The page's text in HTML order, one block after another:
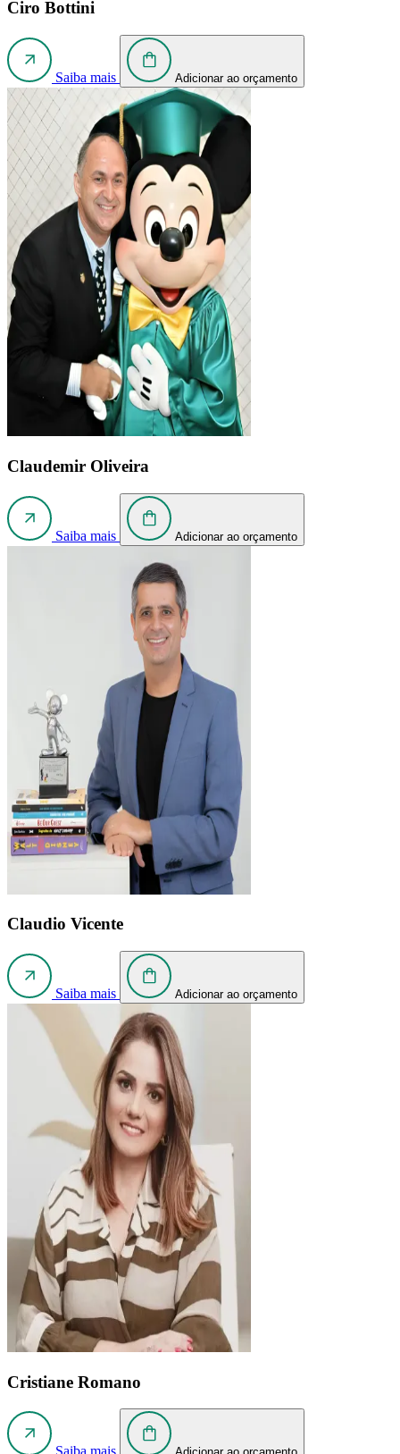
Ciro Bottini
Saiba mais Adicionar ao orçamento
Claudemir Oliveira
Saiba mais Adicionar ao orçamento
Claudio Vicente
Saiba mais Adicionar ao orçamento
Cristiane Romano